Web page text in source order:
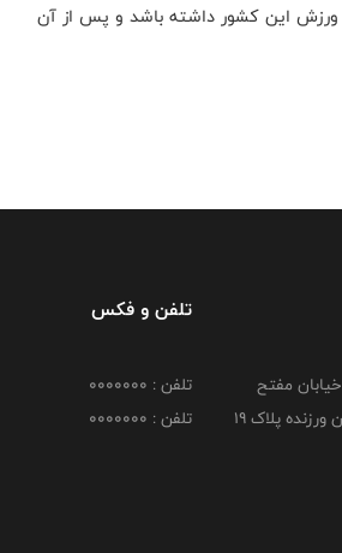
ورزش این کشور داشته باشد و پس از آن
مفتح
مجموعه ورزشی شیرودی خیابان ورزنده پلاک ۱۹
تلفن و فکس
تلفن : 0000000
تلفن : 0000000